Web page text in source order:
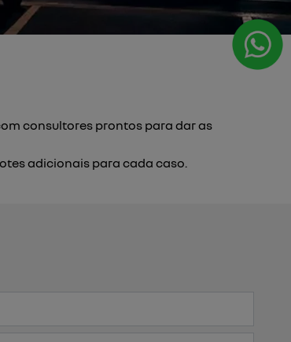
consultores prontos para dar as
adicionais para cada caso.